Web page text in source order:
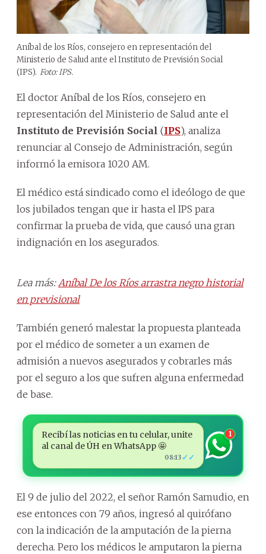
Aníbal de los Ríos, consejero en representación del
Ministerio de Salud ante el Instituto de Previsión Social
(IPS). Foto: IPS.
El doctor Aníbal de los Ríos, consejero en
representación del Ministerio de Salud ante el
Instituto de Previsión Social (IPS), analiza
renunciar al Consejo de Administración, según
informó la emisora 1020 AM.
El médico está sindicado como el ideólogo de que
los jubilados tengan que ir hasta el IPS para
confirmar la prueba de vida, que causó una gran
indignación en los asegurados.
Lea más: Aníbal De los Ríos arrastra negro historial
en previsional
También generó malestar la propuesta planteada
por el médico de someter a un examen de
admisión a nuevos asegurados y cobrarles más
por el seguro a los que sufren alguna enfermedad
de base.
Recibí las noticias en tu celular, unite
al canal de ÚH en WhatsApp 🤩
08:13 ✓✓
1
El 9 de julio del 2022, el señor Ramón Samudio, en
ese entonces con 79 años, ingresó al quirófano
con la indicación de la amputación de la pierna
derecha. Pero los médicos le amputaron la pierna